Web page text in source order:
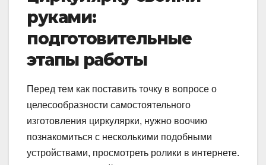
руками:
подготовительные
этапы работы
Перед тем как поставить точку в вопросе о
целесообразности самостоятельного
изготовления циркулярки, нужно воочию
познакомиться с несколькими подобными
устройствами, просмотреть ролики в интернете.